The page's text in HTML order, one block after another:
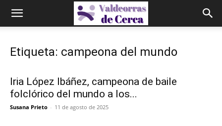
Etiqueta: campeona del mundo
Iria López Ibáñez, campeona de baile
folclórico del mundo a los...
Susana Prieto - 11 de agosto de 2025